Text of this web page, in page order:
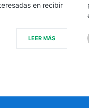
en recibir
LEER MÁS